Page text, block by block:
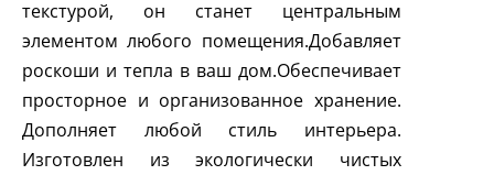
текстурой, он станет центральным
элементом любого помещения.Добавляет
роскоши и тепла в ваш дом.Обеспечивает
просторное и организованное хранение.
Дополняет любой стиль интерьера.
Изготовлен из экологически чистых